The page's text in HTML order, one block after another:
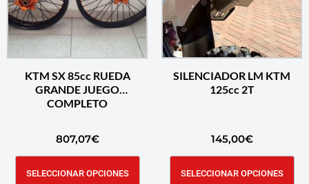
KTM SX 85cc RUEDA
GRANDE JUEGO
COMPLETO
807,07€
SELECCIONAR OPCIONES
SILENCIADOR LM KTM
125cc 2T
145,00€
SELECCIONAR OPCIONES